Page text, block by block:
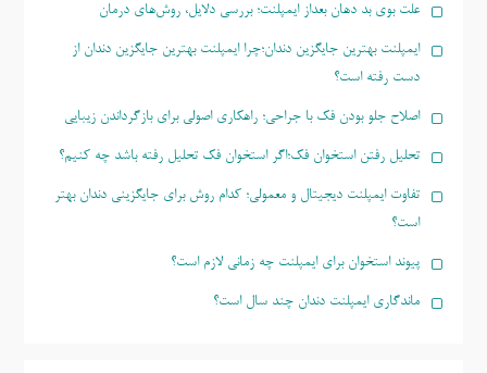
علت بوی بد دهان بعداز ایمپلنت؛ بررسی دلایل، روش‌های درمان
ایمپلنت بهترین جایگزین دندان؛چرا ایمپلنت بهترین جایگزین دندان از
دست رفته است؟
اصلاح جلو بودن فک با جراحی؛ راهکاری اصولی برای بازگرداندن زیبایی
تحلیل رفتن استخوان فک؛اگر استخوان فک تحلیل رفته باشد چه کنیم؟
تفاوت ایمپلنت دیجیتال و معمولی؛ کدام روش برای جایگزینی دندان بهتر
است؟
پیوند استخوان برای ایمپلنت چه زمانی لازم است؟
ماندگاری ایمپلنت دندان چند سال است؟